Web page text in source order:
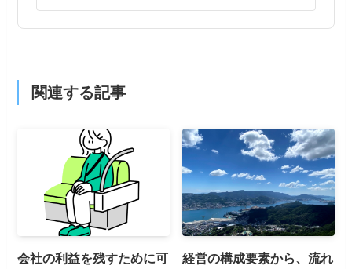
関連する記事
会社の利益を残すために可
経営の構成要素から、流れ